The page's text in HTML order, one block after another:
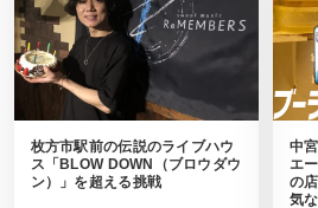
枚方市駅前の伝説のライブハウ
ス「BLOW DOWN（ブロウダウ
ン）」を超える挑戦
中
エ
の
気